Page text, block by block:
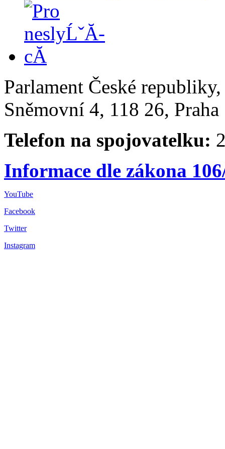
Parlament České
Sněmovní 4, 118 26,
Telefon na spojovatelku:
Informace dle zákona
YouTube
Facebook
Twitter
Instagram